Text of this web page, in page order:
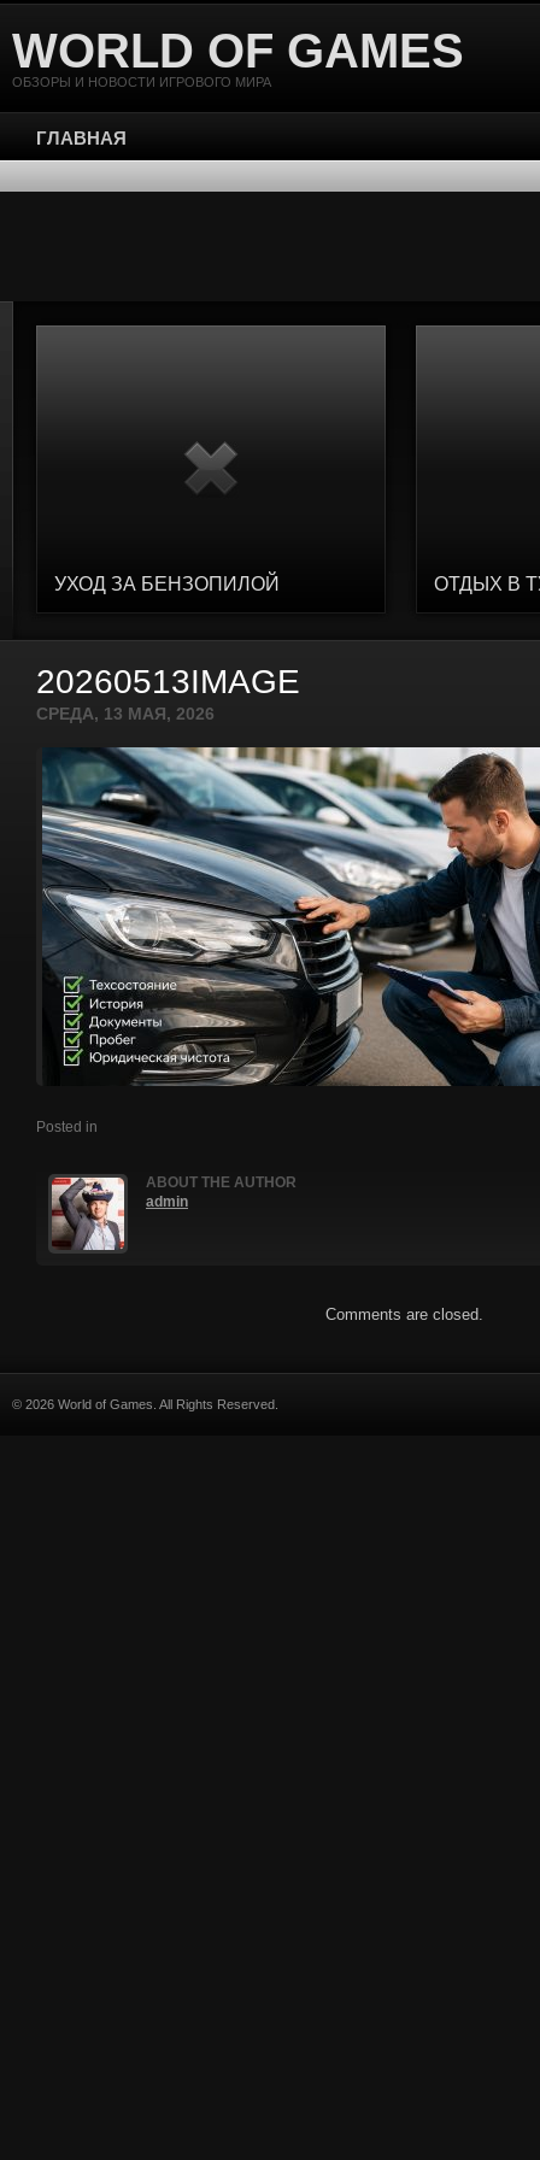
WORLD OF GAMES
ОБЗОРЫ И НОВОСТИ ИГРОВОГО МИРА
ГЛАВНАЯ
УХОД ЗА БЕНЗОПИЛОЙ ОТДЫХ В
20260513IMAGE
СРЕДА, 13 МАЯ, 2026
Posted in
ABOUT THE AUTHOR
admin
Comments are closed.
© 2026 World of Games. All Rights Reserved.